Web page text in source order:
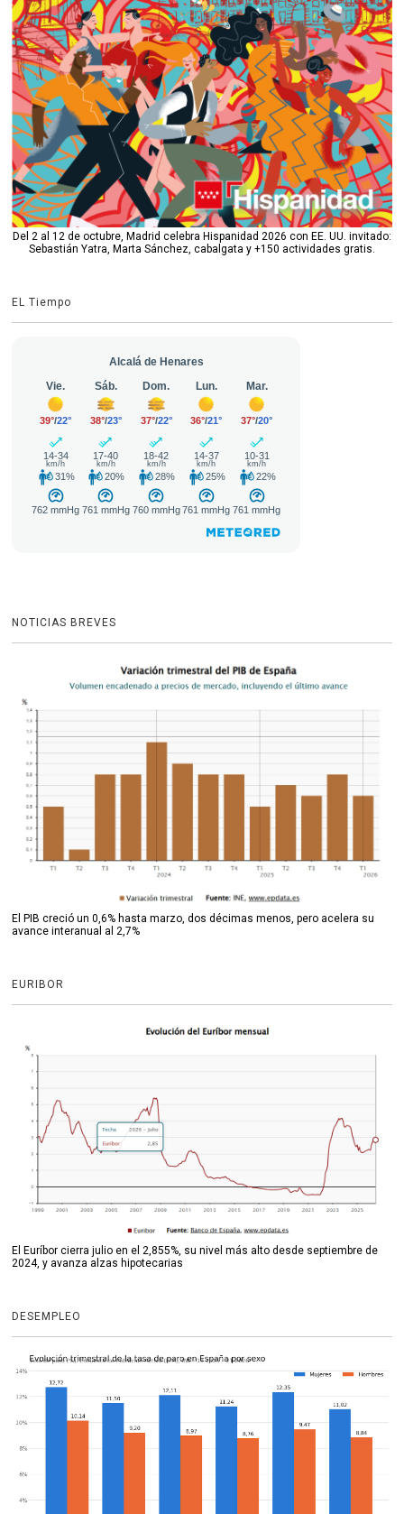
Del 2 al 12 de octubre, Madrid celebra Hispanidad 2026 con EE. UU. invitado:
Sebastián Yatra, Marta Sánchez, cabalgata y +150 actividades gratis.
EL Tiempo
NOTICIAS BREVES
El PIB creció un 0,6% hasta marzo, dos décimas menos, pero acelera su
avance interanual al 2,7%
EURIBOR
El Euríbor cierra julio en el 2,855%, su nivel más alto desde septiembre de
2024, y avanza alzas hipotecarias
DESEMPLEO